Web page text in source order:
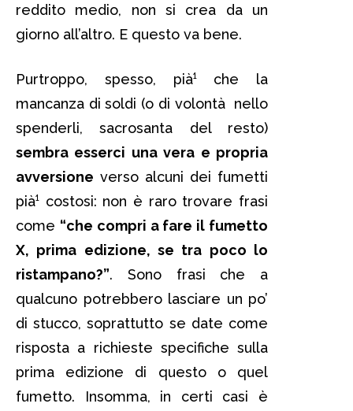
reddito medio, non si crea da un
giorno all’altro. E questo va bene.
Purtroppo, spesso, pià¹ che la
mancanza di soldi (o di volontà nello
spenderli, sacrosanta del resto)
sembra esserci una vera e propria
avversione verso alcuni dei fumetti
pià¹ costosi: non è raro trovare frasi
come “che compri a fare il fumetto
X, prima edizione, se tra poco lo
ristampano?”. Sono frasi che a
qualcuno potrebbero lasciare un po’
di stucco, soprattutto se date come
risposta a richieste specifiche sulla
prima edizione di questo o quel
fumetto. Insomma, in certi casi è